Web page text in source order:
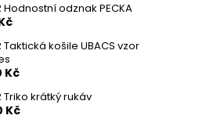
Hodnostní odznak PECKA
Taktická košile UBACS vzor
Kč
Triko krátký rukáv
Kč